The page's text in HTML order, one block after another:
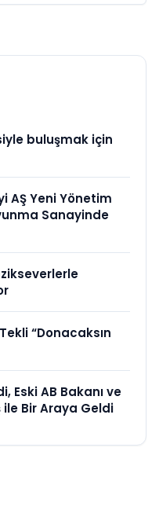
buluşmak için
AŞ Yeni Yönetim
Sanayinde
“Donacaksın
Eski AB Bakanı ve
ile Bir Araya Geldi